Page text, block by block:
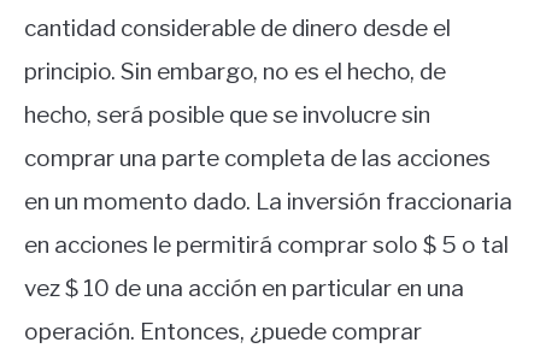
cantidad considerable de dinero desde el
principio. Sin embargo, no es el hecho, de
hecho, será posible que se involucre sin
comprar una parte completa de las acciones
en un momento dado. La inversión fraccionaria
en acciones le permitirá comprar solo $ 5 o tal
vez $ 10 de una acción en particular en una
operación. Entonces, ¿puede comprar